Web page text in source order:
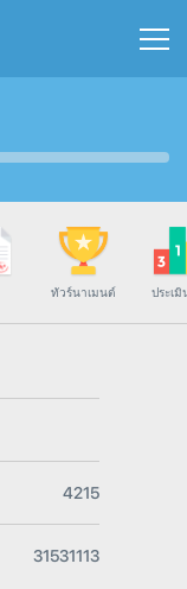
ทัวร์นาเมนต์ ประเมิ
4215
31531113